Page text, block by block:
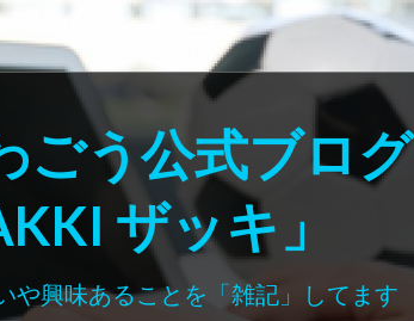
ごう公式ブログ
ザッキ」
や興味あることを「雑記」してます